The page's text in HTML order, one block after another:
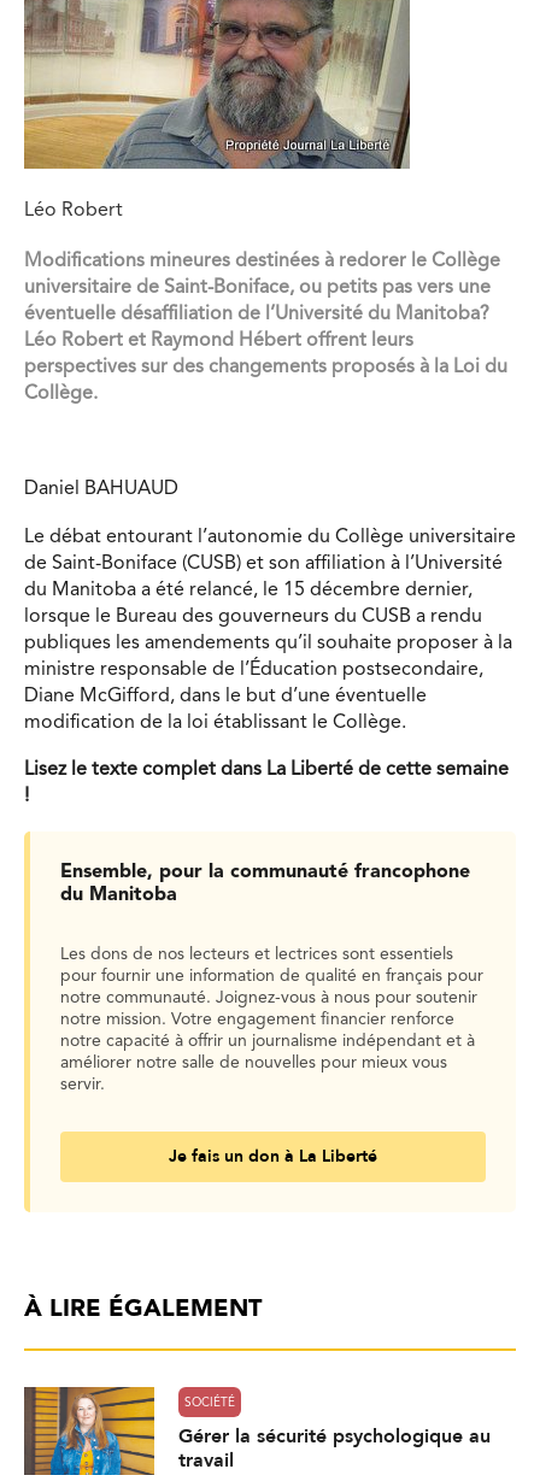
Léo Robert
Modifications mineures destinées à redorer le Collège
universitaire de Saint-Boniface, ou petits pas vers une
éventuelle désaffiliation de l’Université du Manitoba?
Léo Robert et Raymond Hébert offrent leurs
perspectives sur des changements proposés à la Loi du
Collège.
Daniel BAHUAUD
Le débat entourant l’autonomie du Collège universitaire
de Saint-Boniface (CUSB) et son affiliation à l’Université
du Manitoba a été relancé, le 15 décembre dernier,
lorsque le Bureau des gouverneurs du CUSB a rendu
publiques les amendements qu’il souhaite proposer à la
ministre responsable de l’Éducation postsecondaire,
Diane McGifford, dans le but d’une éventuelle
modification de la loi établissant le Collège.
Lisez le texte complet dans La Liberté de cette semaine
!
Ensemble, pour la communauté francophone
du Manitoba
Les dons de nos lecteurs et lectrices sont essentiels
pour fournir une information de qualité en français pour
notre communauté. Joignez-vous à nous pour soutenir
notre mission. Votre engagement financier renforce
notre capacité à offrir un journalisme indépendant et à
améliorer notre salle de nouvelles pour mieux vous
servir.
Je fais un don à La Liberté
À LIRE ÉGALEMENT
SOCIÉTÉ
Gérer la sécurité psychologique au
travail